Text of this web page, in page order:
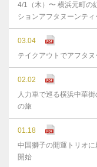
4/1（木）〜 横浜元町の
ションアフタヌーンティ
03.04
テイクアウトでアフタ
02.02
人力車で巡る横浜中華
の旅
01.18
中国獅子の開運トリオ
開始